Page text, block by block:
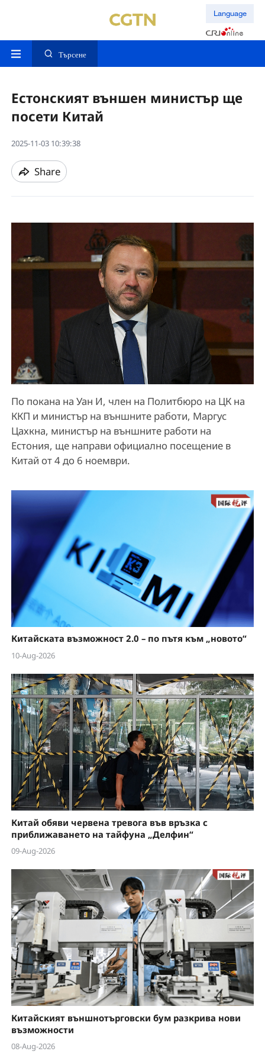
Language
Търсене
Естонският външен министър ще
посети Китай
2025-11-03 10:39:38
Share
По покана на Уан И, член на Политбюро на ЦК на
ККП и министър на външните работи, Маргус
Цахкна, министър на външните работи на
Естония, ще направи официално посещение в
Китай от 4 до 6 ноември.
Китайската възможност 2.0 – по пътя към „новото“
10-Aug-2026
Китай обяви червена тревога във връзка с
приближаването на тайфуна „Делфин“
09-Aug-2026
Китайският външнотърговски бум разкрива нови
възможности
08-Aug-2026